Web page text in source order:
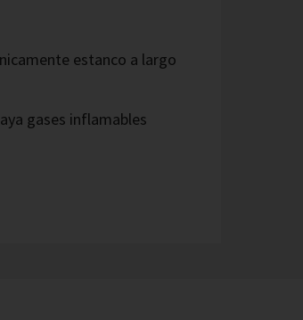
estanco a largo
gases inflamables